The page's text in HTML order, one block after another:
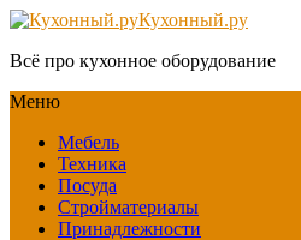
Кухонный.ру
Всё про кухонное оборудование
Меню
Мебель
Техника
Посуда
Стройматериалы
Принадлежности